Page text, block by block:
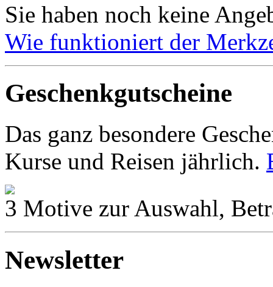
Sie haben noch keine
Wie funktioniert der
Geschenkgutscheine
Das ganz besondere
Kurse und Reisen jährlich.
3 Motive zur Auswahl,
Newsletter